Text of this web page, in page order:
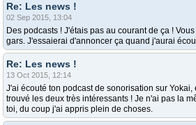
Re: Les news !
02 Sep 2015, 13:04
Des podcasts ! J'étais pas au courant de ça !
gars. J'essaierai d'annoncer ça quand j'aurai
Re: Les news !
13 Oct 2015, 12:14
J'ai écouté ton podcast de sonorisation sur Yokai,
trouvé les deux très intéressants ! Je n'ai pas la
toi, du coup j'ai appris plein de choses.